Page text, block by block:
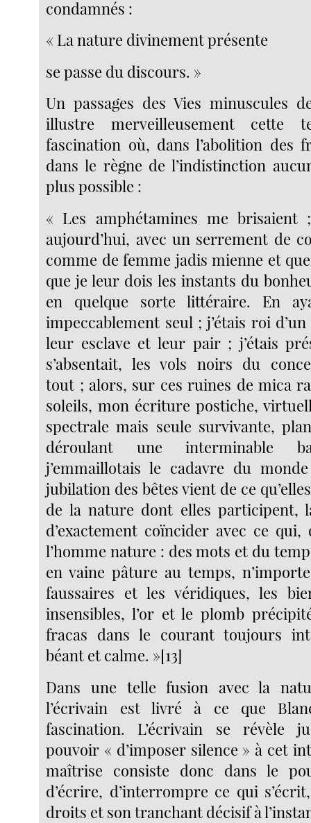
condamnés :
« La nature divinement présente
se passe du discours. »
Un passages des Vies minuscules
illustre merveilleusement cette
fascination où, dans l’abolition des
dans le règne de l’indistinction
plus possible :
« Les amphétamines me brisaient
aujourd’hui, avec un serrement de
comme de femme jadis mienne et
que je leur dois les instants du
en quelque sorte littéraire. En
impeccablement seul ; j’étais roi
leur esclave et leur pair ; j’étais
s’absentait, les vols noirs du
tout ; alors, sur ces ruines de mica
soleils, mon écriture postiche,
spectrale mais seule survivante,
déroulant une interminable
j’emmaillotais le cadavre du
jubilation des bêtes vient de ce
de la nature dont elles participent,
d’exactement coïncider avec ce
l’homme nature : des mots et du
en vaine pâture au temps,
faussaires et les véridiques, les
insensibles, l’or et le plomb
fracas dans le courant toujours
béant et calme. »[13]
Dans une telle fusion avec la
l’écrivain est livré à ce que
fascination. L’écrivain se révèle
pouvoir « d’imposer silence » à cet
maîtrise consiste donc dans le
d’écrire, d’interrompre ce qui
droits et son tranchant décisif à